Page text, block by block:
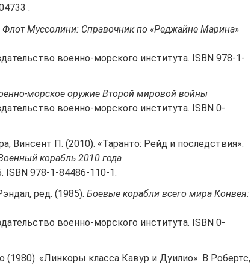
.
Флот Муссолини: Справочник по «Реджайне Марина»
военно-морского института. ISBN 978-1-
морское оружие Второй мировой войны
военно-морского института. ISBN 0-
Винсент П. (2010). «Таранто: Рейд и последствия».
корабль 2010 года
ISBN 978-1-84486-110-1.
ред. (1985). Боевые корабли всего мира Конвея:
военно-морского института. ISBN 0-
«Линкоры класса Кавур и Дуилио». В Робертс,